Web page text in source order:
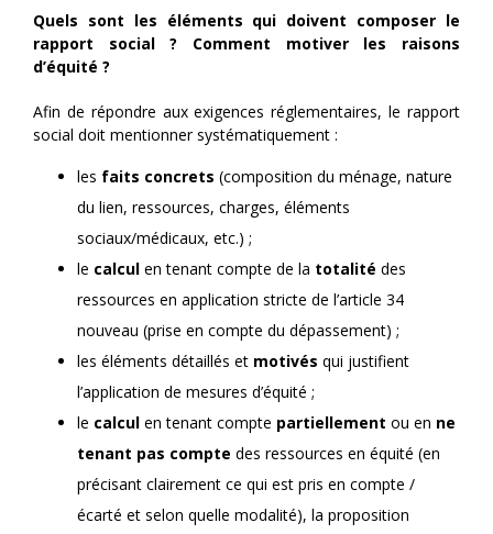
Quels sont les éléments qui doivent composer le
rapport social ? Comment motiver les raisons
d’équité ?
Afin de répondre aux exigences réglementaires, le rapport
social doit mentionner systématiquement :
les faits concrets (composition du ménage, nature
du lien, ressources, charges, éléments
sociaux/médicaux, etc.) ;
le calcul en tenant compte de la totalité des
ressources en application stricte de l’article 34
nouveau (prise en compte du dépassement) ;
les éléments détaillés et motivés qui justifient
l’application de mesures d’équité ;
le calcul en tenant compte partiellement ou en ne
tenant pas compte des ressources en équité (en
précisant clairement ce qui est pris en compte /
écarté et selon quelle modalité), la proposition